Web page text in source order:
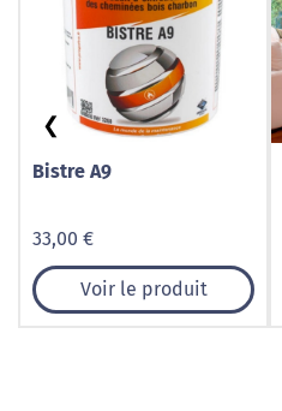
Bistre A9
33,00 €
Voir le produit
❮